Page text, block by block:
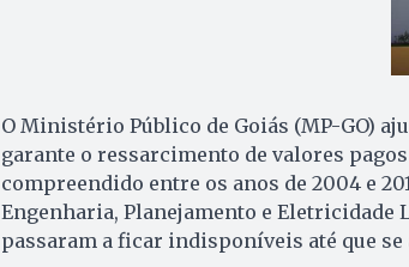
O Ministério Público de Goiás (MP-GO)
garante o ressarcimento de valores
compreendido entre os anos de 2004 e
Engenharia, Planejamento e Eletricidade
passaram a ficar indisponíveis até que